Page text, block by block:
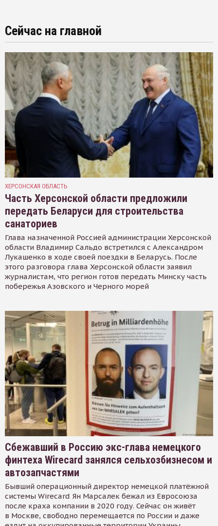
Сейчас на главной
ХЕРСОНСКАЯ ОБЛАСТЬ
Часть Херсонской области предложили
передать Беларуси для строительства
санаториев
Глава назначенной Россией администрации Херсонской
области Владимир Сальдо встретился с Александром
Лукашенко в ходе своей поездки в Беларусь. После
этого разговора глава Херсонской области заявил
журналистам, что регион готов передать Минску часть
побережья Азовского и Черного морей
Сбежавший в Россию экс-глава немецкого
финтеха Wirecard занялся сельхозбизнесом и
автозапчастями
Бывший операционный директор немецкой платёжной
системы Wirecard Ян Марсалек бежал из Евросоюза
после краха компании в 2020 году. Сейчас он живёт
в Москве, свободно перемещается по России и даже